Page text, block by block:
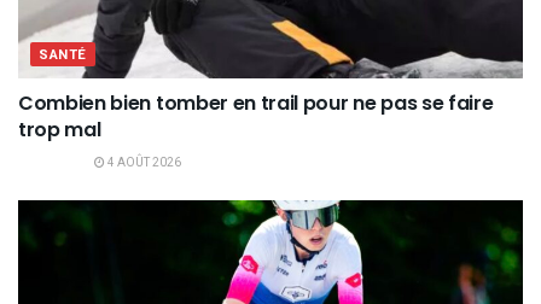
SANTÉ
Combien bien tomber en trail pour ne pas se faire
trop mal
4 AOÛT 2026